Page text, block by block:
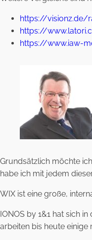
https://
https://
https://www.iaw-
Grundsätzlich möchte
habe ich mit jedem
WIX ist eine große,
IONOS by 1&1 hat sich
arbeiten bis heute einige